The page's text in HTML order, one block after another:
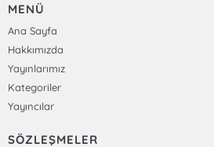
MENÜ
Ana Sayfa
Hakkımızda
Yayınlarımız
Kategoriler
Yayıncılar
SÖZLEŞMELER